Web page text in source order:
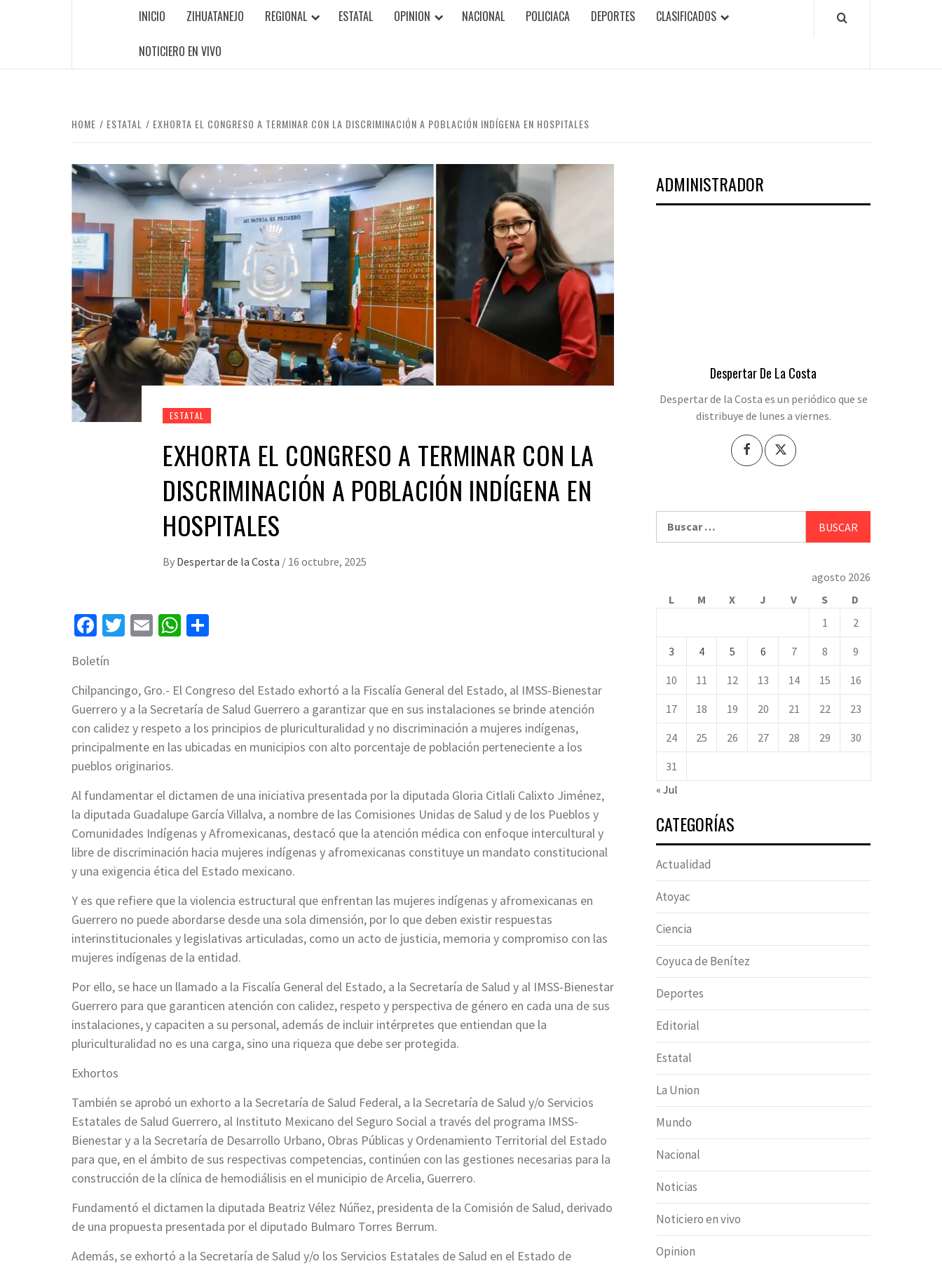
INICIO ZIHUATANEJO REGIONAL ESTATAL OPINION NACIONAL POLICIACA DEPORTES CLASIFICADOS
NOTICIERO EN VIVO
HOME ESTATAL EXHORTA EL CONGRESO A TERMINAR CON LA DISCRIMINACIÓN A POBLACIÓN INDÍGENA EN HOSPITALES
ESTATAL
EXHORTA EL CONGRESO A TERMINAR CON LA
DISCRIMINACIÓN A POBLACIÓN INDÍGENA EN
HOSPITALES
By Despertar de la Costa / 16 octubre, 2025
Facebook
Twitter
EmailWhatsApp
Boletín
Chilpancingo, Gro.- El Congreso del Estado exhortó a la Fiscalía General del Estado, al IMSS-Bienestar
Guerrero y a la Secretaría de Salud Guerrero a garantizar que en sus instalaciones se brinde atención
con calidez y respeto a los principios de pluriculturalidad y no discriminación a mujeres indígenas,
principalmente en las ubicadas en municipios con alto porcentaje de población perteneciente a los
pueblos originarios.
Al fundamentar el dictamen de una iniciativa presentada por la diputada Gloria Citlali Calixto Jiménez,
la diputada Guadalupe García Villalva, a nombre de las Comisiones Unidas de Salud y de los Pueblos y
Comunidades Indígenas y Afromexicanas, destacó que la atención médica con enfoque intercultural y
libre de discriminación hacia mujeres indígenas y afromexicanas constituye un mandato constitucional
y una exigencia ética del Estado mexicano.
Y es que refiere que la violencia estructural que enfrentan las mujeres indígenas y afromexicanas en
Guerrero no puede abordarse desde una sola dimensión, por lo que deben existir respuestas
interinstitucionales y legislativas articuladas, como un acto de justicia, memoria y compromiso con las
mujeres indígenas de la entidad.
Por ello, se hace un llamado a la Fiscalía General del Estado, a la Secretaría de Salud y al IMSS-Bienestar
Guerrero para que garanticen atención con calidez, respeto y perspectiva de género en cada una de sus
instalaciones, y capaciten a su personal, además de incluir intérpretes que entiendan que la
pluriculturalidad no es una carga, sino una riqueza que debe ser protegida.
Exhortos
También se aprobó un exhorto a la Secretaría de Salud Federal, a la Secretaría de Salud y/o Servicios
Estatales de Salud Guerrero, al Instituto Mexicano del Seguro Social a través del programa IMSS-
Bienestar y a la Secretaría de Desarrollo Urbano, Obras Públicas y Ordenamiento Territorial del Estado
para que, en el ámbito de sus respectivas competencias, continúen con las gestiones necesarias para la
construcción de la clínica de hemodiálisis en el municipio de Arcelia, Guerrero.
Fundamentó el dictamen la diputada Beatriz Vélez Núñez, presidenta de la Comisión de Salud, derivado
de una propuesta presentada por el diputado Bulmaro Torres Berrum.
Además, se exhortó a la Secretaría de Salud y/o los Servicios Estatales de Salud en el Estado de
ADMINISTRADOR
Despertar De La Costa
Despertar de la Costa es un periódico que se
distribuye de lunes a viernes.
agosto 2026
L
M X J V S
D
1
2
3 4 5 6 7 8 9
10 11 12 13 14 15 16
17 18 19 20 21 22 23
24 25 26 27 28 29 30
31
« Jul
CATEGORÍAS
Actualidad
Atoyac
Ciencia
Coyuca de Benítez
Deportes
Editorial
Estatal
La Union
Mundo
Nacional
Noticias
Noticiero en vivo
Opinion